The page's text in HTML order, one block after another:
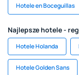
Hotele en Boceguillas
Najlepsze hotele -
Hotele Holanda
Hotele Golden Sans